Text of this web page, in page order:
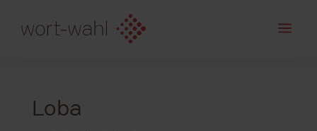
a
Loba